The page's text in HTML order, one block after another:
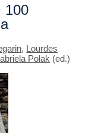
100
, Lourdes
Polak (ed.)